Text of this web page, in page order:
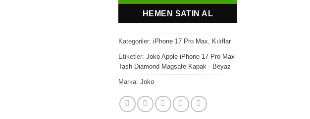
HEMEN SATIN AL
Kategoriler: iPhone 17 Pro Max Kılıflar
Etiketler: Joko Apple iPhone 17 Pro Max
Tash Diamond Magsafe Kapak - Beyaz
Marka: Joko